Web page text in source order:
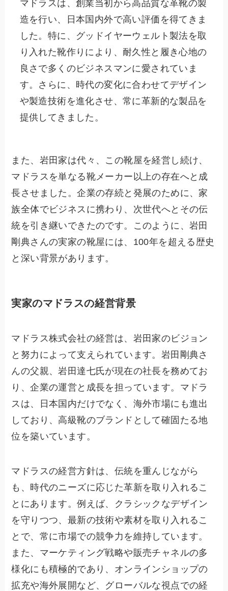
マドラスは、創業当初から高品質な革靴の製
造を行い、日本国内外で高い評価を得てきま
した。特に、グッドイヤーウェルト製法を取
り入れた靴作りにより、耐久性と履き心地の
良さで多くのビジネスマンに愛されていま
す。さらに、時代の変化に合わせてデザイン
や製造技術を進化させ、常に革新的な製品を
提供してきました。
また、岩田家は代々、この靴屋を経営し続け、
マドラスを単なる靴メーカー以上の存在へと成
長させました。企業の存続と発展のために、家
族全体でビジネスに携わり、次世代へとその伝
統を引き継いできたのです。このように、岩田
剛典さんの実家の靴屋には、100年を超える歴史
と深い背景があります。
実家のマドラスの経営背景
マドラス株式会社の経営は、岩田家のビジョン
と努力によって支えられています。岩田剛典さ
んの父親、岩田達七氏が現在の社長を務めてお
り、企業の運営と成長を担っています。マドラ
スは、日本国内だけでなく、海外市場にも進出
しており、高級靴のブランドとして確固たる地
位を築いています。
マドラスの経営方針は、伝統を重んじながら
も、時代のニーズに応じた革新を取り入れるこ
とにあります。例えば、クラシックなデザイン
を守りつつ、最新の技術や素材を取り入れるこ
とで、常に市場での競争力を維持しています。
また、マーケティング戦略や販売チャネルの多
様化にも積極的であり、オンラインショップの
拡充や海外展開など、グローバルな視点での経